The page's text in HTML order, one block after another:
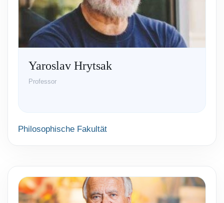
Yaroslav Hrytsak
Professor
Philosophische Fakultät